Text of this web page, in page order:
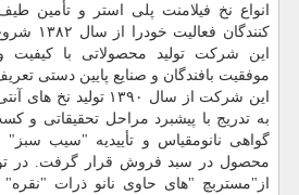
انواع نخ فیلامنت پلی استر و تأمین
كنندگان
این شركت تولید محصولاتی با كیفیت
موفقیت بافندگان و صنایع پایین دستی
این شركت از سال ۱۳۹۰
به تدریج با پیشبرد مراحل تحقیقاتی و
گواهی نانومقیاس و تأییدیه "سیب سبز"
محصول در سبد فروش قرار گرفت. در
از"مستربچ "های حاوی نانو ذرات